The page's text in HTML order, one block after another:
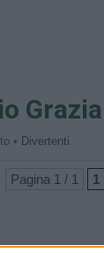
• Divertenti
Pagina 1 / 1 1